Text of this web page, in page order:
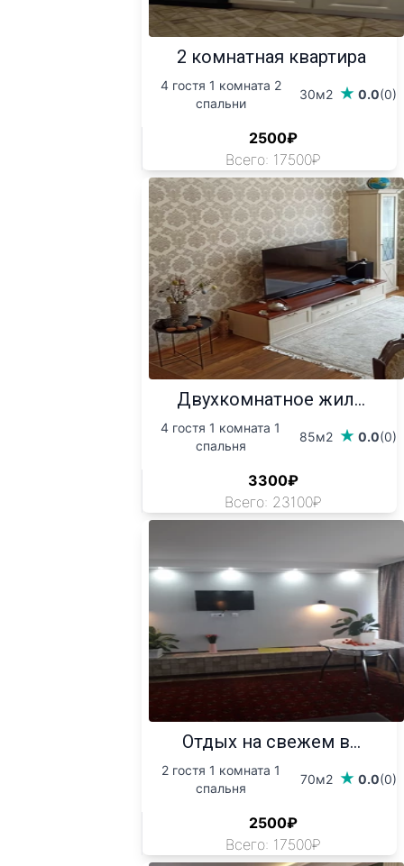
2 комнатная квартира
4 гостя 1 комната 2
спальни
30м2 0.0(0)
2500₽
Всего: 17500₽
Двухкомнатное жил...
4 гостя 1 комната 1
спальня
85м2 0.0(0)
3300₽
Всего: 23100₽
Отдых на свежем в...
2 гостя 1 комната 1
спальня
70м2 0.0(0)
2500₽
Всего: 17500₽